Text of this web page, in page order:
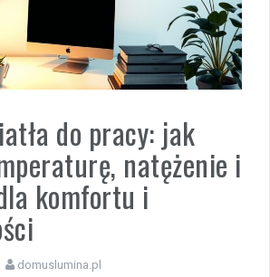
do pracy: jak
natężenie i
komfortu i
domuslumina.pl